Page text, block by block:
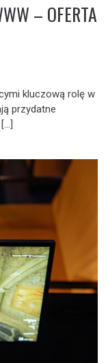
– OFERTA
kluczową rolę w
przydatne